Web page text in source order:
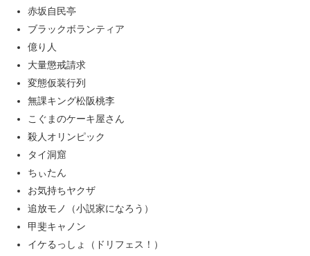
赤坂自民亭
ブラックボランティア
億り人
大量懲戒請求
変態仮装行列
無課キング松阪桃李
こぐまのケーキ屋さん
殺人オリンピック
タイ洞窟
ちぃたん
お気持ちヤクザ
追放モノ（小説家になろう）
甲斐キャノン
イケるっしょ（ドリフェス！）